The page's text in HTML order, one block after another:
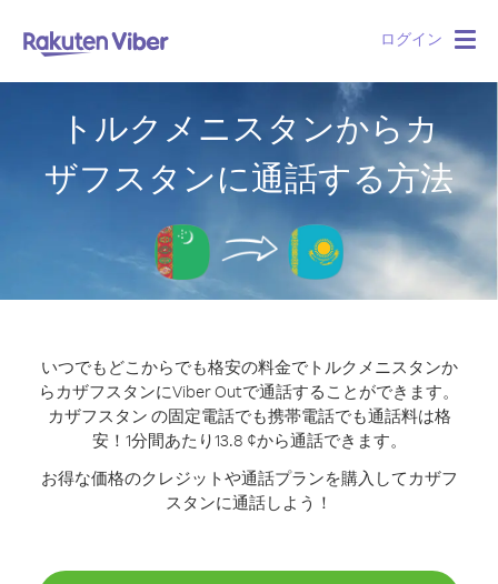
ログイン
トルクメニスタンからカ
ザフスタンに通話する方法
いつでもどこからでも格安の料金でトルクメニスタンか
らカザフスタンにViber Outで通話することができます。
カザフスタン の固定電話でも携帯電話でも通話料は格
安！1分間あたり13.8 ¢から通話できます。
お得な価格のクレジットや通話プランを購入してカザフ
スタンに通話しよう！